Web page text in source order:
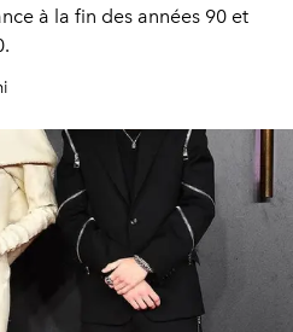
à la fin des années 90 et